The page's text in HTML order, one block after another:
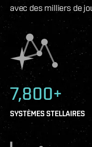
avec des milliers de
7,800+
SYSTÈMES STELLAIRES